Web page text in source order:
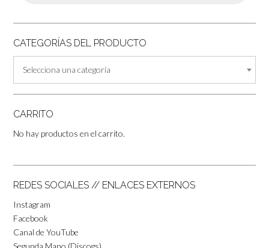
CATEGORÍAS DEL PRODUCTO
Selecciona una categoría
CARRITO
No hay productos en el carrito.
REDES SOCIALES // ENLACES EXTERNOS
Instagram
Facebook
Canal de YouTube
Segunda Mano (Discogs)